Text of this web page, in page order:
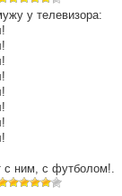
у телевизора:
с ним, с футболом!.